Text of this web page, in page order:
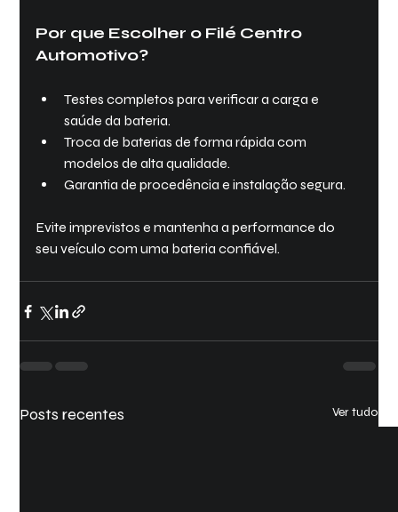
Por que Escolher o Filé Centro
Automotivo?
Testes completos para verificar a carga e
saúde da bateria.
Troca de baterias de forma rápida com
modelos de alta qualidade.
Garantia de procedência e instalação segura.
Evite imprevistos e mantenha a performance do
seu veículo com uma bateria confiável.
Posts recentes Ver tudo